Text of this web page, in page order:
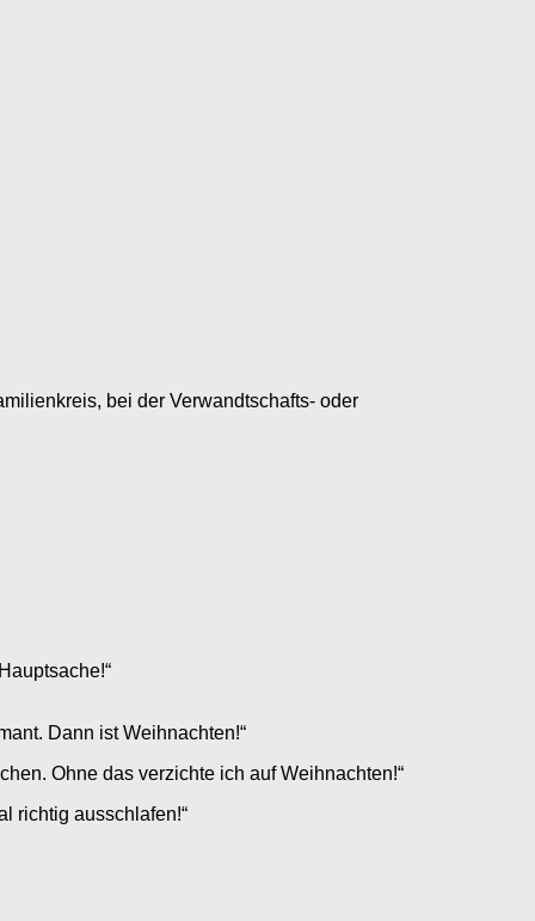
bei der Verwandtschafts- oder
Dann ist Weihnachten!“
Ohne das verzichte ich auf Weihnachten!“
richtig ausschlafen!“